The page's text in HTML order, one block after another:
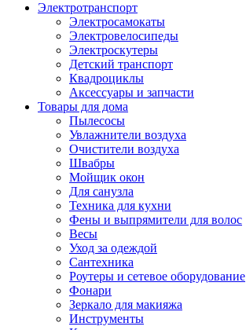
Электротранспорт
Электросамокаты
Электровелосипеды
Электроскутеры
Детский транспорт
Квадроциклы
Аксессуары и запчасти
Товары для дома
Пылесосы
Увлажнители воздуха
Очистители воздуха
Швабры
Мойщик окон
Для санузла
Техника для кухни
Фены и выпрямители для волос
Весы
Уход за одеждой
Сантехника
Роутеры и сетевое оборудование
Фонари
Зеркало для макияжа
Инструменты